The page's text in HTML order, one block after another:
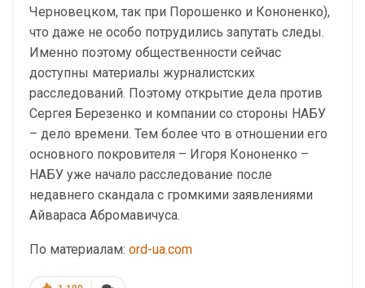
Черновецком, так при Порошенко и Кононенко),
что даже не особо потрудились запутать следы.
Именно поэтому общественности сейчас
доступны материалы журналистских
расследований. Поэтому открытие дела против
Сергея Березенко и компании со стороны НАБУ
– дело времени. Тем более что в отношении его
основного покровителя – Игоря Кононенко –
НАБУ уже начало расследование после
недавнего скандала с громкими заявлениями
Айвараса Абромавичуса.
По материалам: ord-ua.com